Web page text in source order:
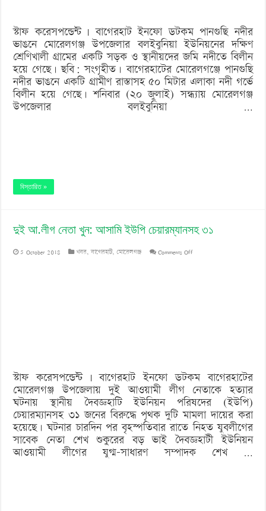
স্টাফ করেসপন্ডেন্ট | বাগেরহাট ইনফো ডটকম পানগুছি নদীর
ভাঙনে মোরেলগঞ্জ উপজেলার বলইবুনিয়া ইউনিয়নের দক্ষিণ
শ্রেণিখালী গ্রামের একটি সড়ক ও স্থানীয়দের জমি নদীতে বিলীন
হয়ে গেছে। ছবি: সংগৃহীত। বাগেরহাটের মোরেলগঞ্জে পানগুছি
নদীর ভাঙনে একটি গ্রামীণ রাস্তাসহ ৫০ মিটার এলাকা নদী গর্ভে
বিলীন হয়ে গেছে। শনিবার (২০ জুলাই) সন্ধ্যায় মোরেলগঞ্জ
উপজেলার বলইবুনিয়া …
বিস্তারিত »
দুই আ.লীগ নেতা খুন: আসামি ইউপি চেয়ারম্যানসহ ৩১
5 October 2018 খবর,বাগেরহাট,মোরেলগঞ্জ Comments Offon
চেয়ারম্যানসহ
৩১
স্টাফ করেসপন্ডেন্ট | বাগেরহাট ইনফো ডটকম বাগেরহাটের
মোরেলগঞ্জ উপজেলায় দুই আওয়ামী লীগ নেতাকে হত্যার
ঘটনায় স্থানীয় দৈবজ্ঞহাটি ইউনিয়ন পরিষদের (ইউপি)
চেয়ারম্যানসহ ৩১ জনের বিরুদ্ধে পৃথক দুটি মামলা দায়ের করা
হয়েছে। ঘটনার চারদিন পর বৃহস্পতিবার রাতে নিহত যুবলীগের
সাবেক নেতা শেখ শুকুরের বড় ভাই দৈবজ্ঞহাটী ইউনিয়ন
আওয়ামী লীগের যুগ্ম-সাধারণ সম্পাদক শেখ …